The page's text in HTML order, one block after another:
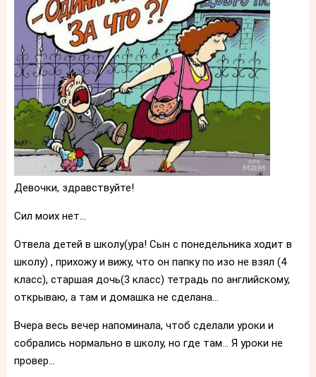
Девочки, здравствуйте!
Сил моих нет...
Отвела детей в школу(ура! Сын с понедельника ходит в
школу) , прихожу и вижу, что он папку по изо не взял (4
класс), старшая дочь(3 класс) тетрадь по английскому,
открываю, а там и домашка не сделана...
Вчера весь вечер напоминала, чтоб сделали уроки и
собрались нормально в школу, но где там... Я уроки не
провер...